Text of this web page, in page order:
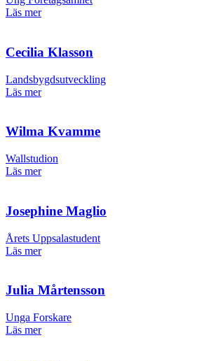
Läs mer
Cecilia Klasson
Landsbygdsutveckling
Läs mer
Wilma Kvamme
Wallstudion
Läs mer
Josephine Maglio
Årets Uppsalastudent
Läs mer
Julia Mårtensson
Unga Forskare
Läs mer